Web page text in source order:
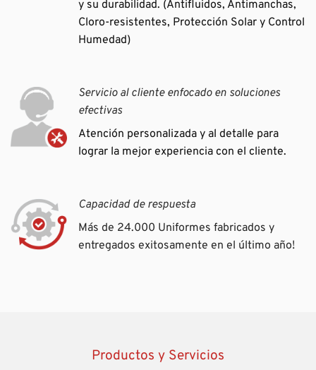
y su durabilidad. (Antifluidos, Antimanchas,
Cloro-resistentes, Protección Solar y Control
Humedad)
Servicio al cliente enfocado en soluciones
efectivas
Atención personalizada y al detalle para
lograr la mejor experiencia con el cliente.
Capacidad de respuesta
Más de 24.000 Uniformes fabricados y
entregados exitosamente en el último año!
Productos y Servicios